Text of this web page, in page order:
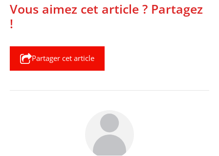
Vous aimez cet article ? Partagez
!
Partager cet article